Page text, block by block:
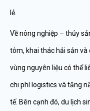
lẻ.
Về nông nghiệp – thủy
tôm, khai thác hải sản và
vùng nguyên liệu có thể
chi phí logistics và tăng
tế. Bên cạnh đó, du lịch